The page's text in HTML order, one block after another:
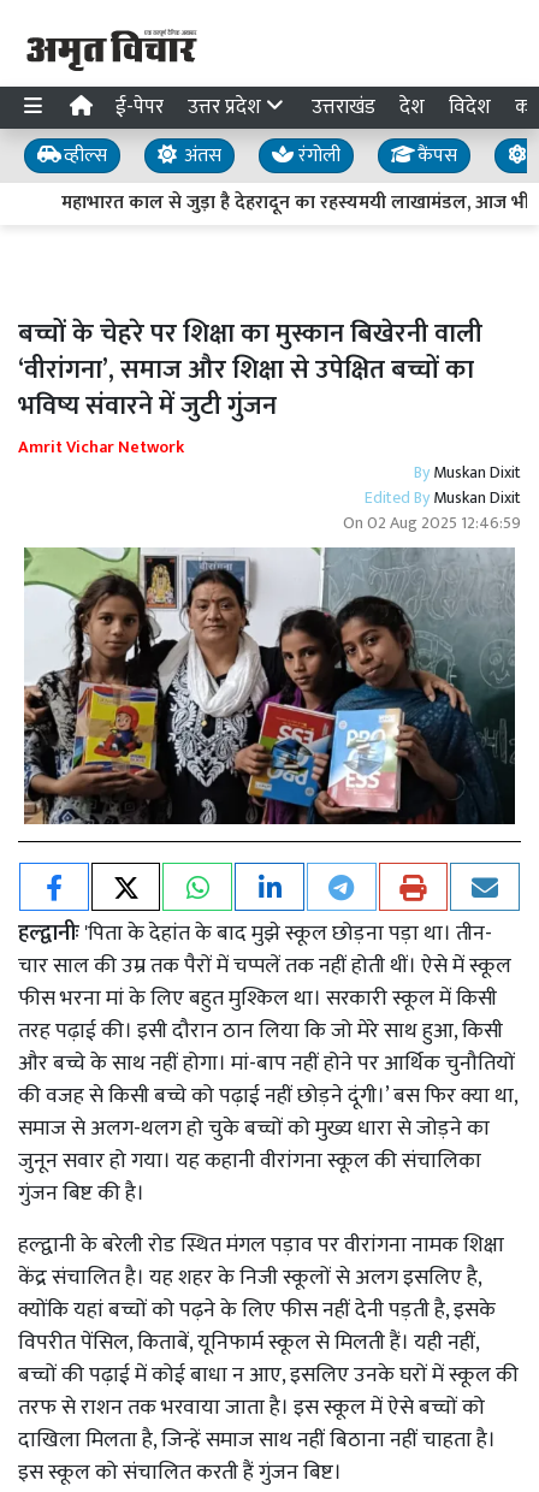
ई-पेपर उत्तर प्रदेश उत्तराखंड देश विदेश
व्हील्स अंतस रंगोली कैंपस
महाभारत काल से जुड़ा है देहरादून का रहस्यमयी लाखामंडल, आज भी
बच्चों के चेहरे पर शिक्षा का मुस्कान बिखेरनी वाली
‘वीरांगना’, समाज और शिक्षा से उपेक्षित बच्चों का
भविष्य संवारने में जुटी गुंजन
Amrit Vichar Network
ByMuskan Dixit
Edited ByMuskan Dixit
On02 Aug 2025 12:46:59
हल्द्वानीः'पिता के देहांत के बाद मुझे स्कूल छोड़ना पड़ा था। तीन-
चार साल की उम्र तक पैरों में चप्पलें तक नहीं होती थीं। ऐसे में स्कूल
फीस भरना मां के लिए बहुत मुश्किल था। सरकारी स्कूल में किसी
तरह पढ़ाई की। इसी दौरान ठान लिया कि जो मेरे साथ हुआ, किसी
और बच्चे के साथ नहीं होगा। मां-बाप नहीं होने पर आर्थिक चुनौतियों
की वजह से किसी बच्चे को पढ़ाई नहीं छोड़ने दूंगी।’ बस फिर क्या था,
समाज से अलग-थलग हो चुके बच्चों को मुख्य धारा से जोड़ने का
जुनून सवार हो गया। यह कहानी वीरांगना स्कूल की संचालिका
गुंजन बिष्ट की है।
हल्द्वानी के बरेली रोड स्थित मंगल पड़ाव पर वीरांगना नामक शिक्षा
केंद्र संचालित है। यह शहर के निजी स्कूलों से अलग इसलिए है,
क्योंकि यहां बच्चों को पढ़ने के लिए फीस नहीं देनी पड़ती है, इसके
विपरीत पेंसिल, किताबें, यूनिफार्म स्कूल से मिलती हैं। यही नहीं,
बच्चों की पढ़ाई में कोई बाधा न आए, इसलिए उनके घरों में स्कूल की
तरफ से राशन तक भरवाया जाता है। इस स्कूल में ऐसे बच्चों को
दाखिला मिलता है, जिन्हें समाज साथ नहीं बिठाना नहीं चाहता है।
इस स्कूल को संचालित करती हैं गुंजन बिष्ट।